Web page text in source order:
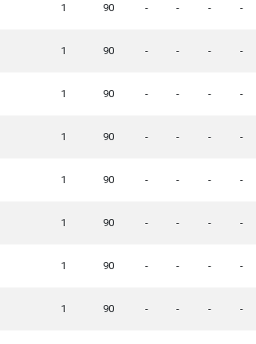
1 90 - - - -
1 90 - - - -
1 90 - - - -
1 90 - - - -
1 90 - - - -
1 90 - - - -
1 90 - - - -
1 90 - - - -